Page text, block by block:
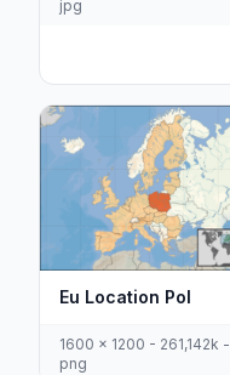
jpg
Eu Location Pol
1600 x 1200 - 261,142k -
png